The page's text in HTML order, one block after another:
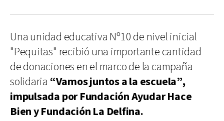
Una unidad educativa Nº10 de nivel inicial
"Pequitas" recibió una importante cantidad
de donaciones en el marco de la campaña
solidaria “Vamos juntos a la escuela”,
impulsada por Fundación Ayudar Hace
Bien y Fundación La Delfina.